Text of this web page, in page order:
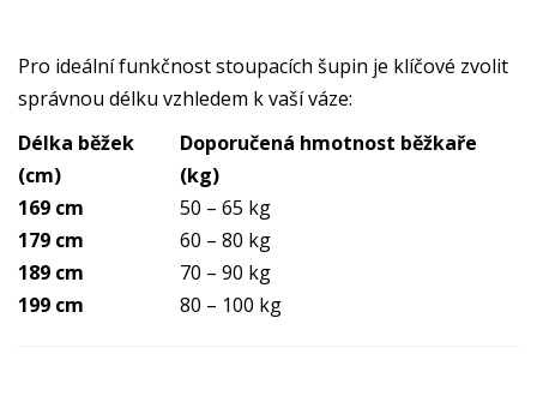
Pro ideální funkčnost stoupacích šupin je klíčové zvolit
správnou délku vzhledem k vaší váze:
Délka běžek
(cm)
Doporučená hmotnost běžkaře
(kg)
169 cm
50 – 65 kg
179 cm
60 – 80 kg
189 cm
70 – 90 kg
199 cm
80 – 100 kg